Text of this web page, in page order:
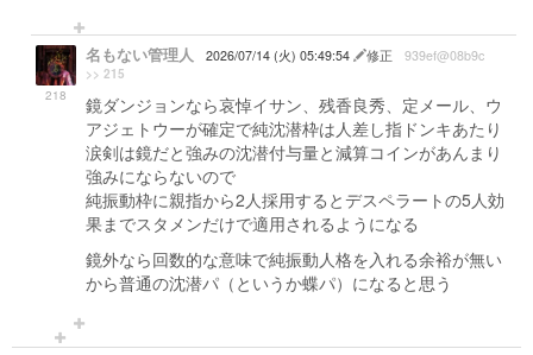
218
名もない管理人 2026/07/14 (火) 05:49:54 修正 939ef@08b9c
>> 215
鏡ダンジョンなら哀悼イサン、残香良秀、定メール、ウ
アジェトウーが確定で純沈潜枠は人差し指ドンキあたり
涙剣は鏡だと強みの沈潜付与量と減算コインがあんまり
強みにならないので
純振動枠に親指から2人採用するとデスペラートの5人効
果までスタメンだけで適用されるようになる
鏡外なら回数的な意味で純振動人格を入れる余裕が無い
から普通の沈潜パ（というか蝶パ）になると思う